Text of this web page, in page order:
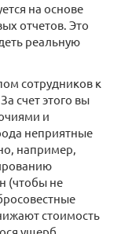
на основе
отчетов. Это
реальную
сотрудников к
счет этого вы
и
неприятные
например,
(чтобы не
стоимость
ущерб